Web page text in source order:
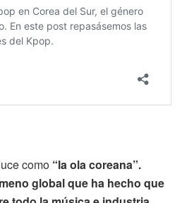
como “la ola coreana”.
global que ha hecho que